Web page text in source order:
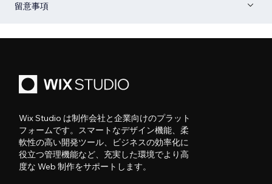
留意事項
Wix Studio は制作会社と企業向けのプラット
フォームです。スマートなデザイン機能、柔
軟性の高い開発ツール、ビジネスの効率化に
役立つ管理機能など、充実した環境でより高
度な Web 制作をサポートします。